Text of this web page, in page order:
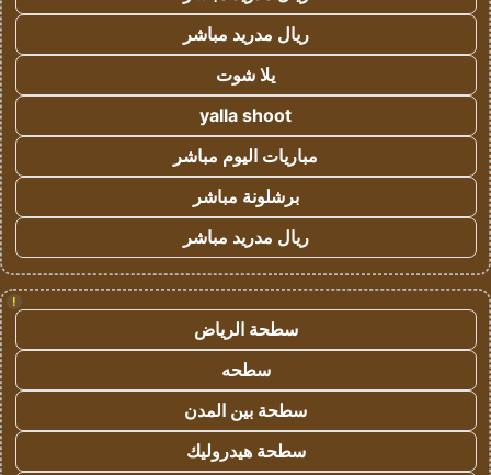
ريال مدريد مباشر
يلا شوت
yalla shoot
مباريات اليوم مباشر
برشلونة مباشر
ريال مدريد مباشر
!
سطحة الرياض
سطحه
سطحة بين المدن
سطحة هيدروليك